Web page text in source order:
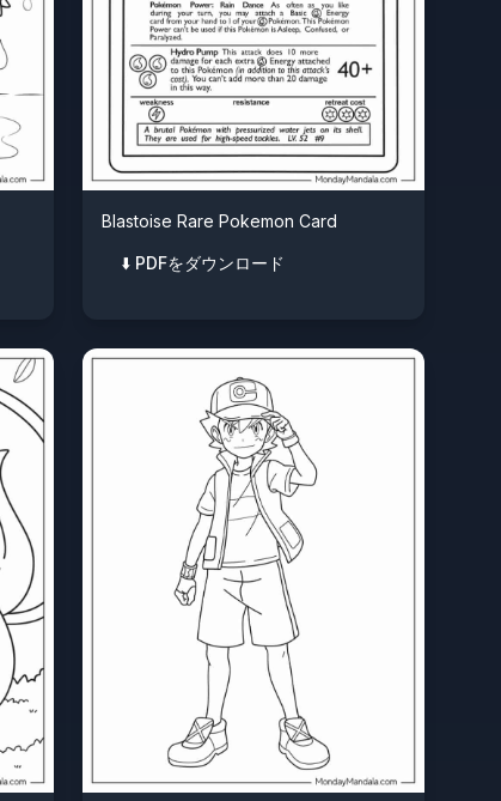
Blastoise Rare Pokemon Card
⬇️ PDFをダウンロード